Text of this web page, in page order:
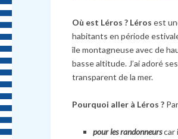
Où est Léros ? Léros est
habitants en période
île montagneuse avec de
basse altitude. J’ai adoré
transparent de la mer.
Pourquoi aller à Léros ?
pour les randonneurscar